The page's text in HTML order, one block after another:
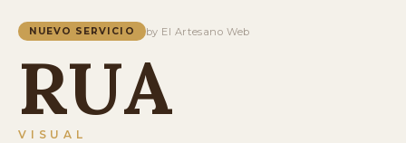
NUEVO SERVICIO by El Artesano Web
RUA
VISUAL